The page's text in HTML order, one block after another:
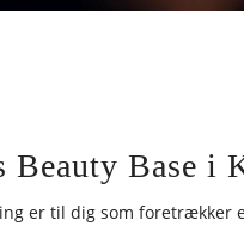
Base i
er til dig som foretrækker